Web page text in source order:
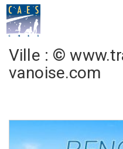
Ville : ©
vanoise.com